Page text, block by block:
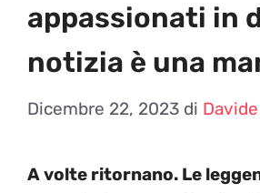
appassionati in
notizia è una
Dicembre 22, 2023 di
A volte ritornano. Le